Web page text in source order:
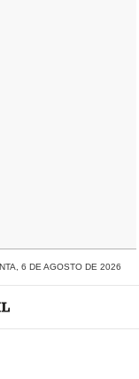
6 DE AGOSTO DE 2026